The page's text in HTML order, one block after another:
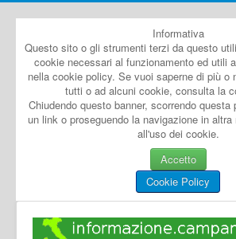
Informativa
Questo sito o gli strumenti terzi da questo
cookie necessari al funzionamento ed utili
nella cookie policy. Se vuoi saperne di più o
tutti o ad alcuni cookie, consulta la
Chiudendo questo banner, scorrendo
un link o proseguendo la navigazione in
all'uso dei cookie.
Accetto
Cookie Policy